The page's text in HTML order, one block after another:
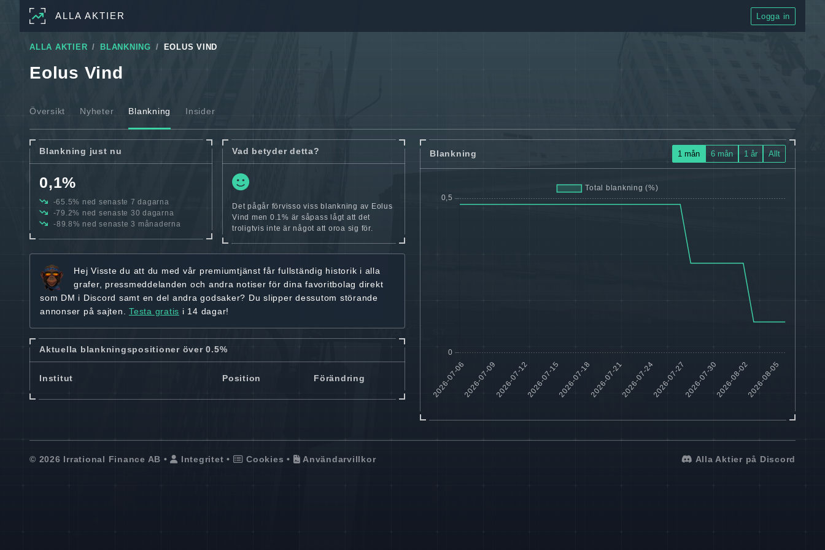
ALLA AKTIER Logga in
ALLA AKTIER BLANKNING EOLUS VIND
Eolus Vind
Översikt Nyheter Blankning Insider
Blankning just nu
0,1%
-65.5% ned senaste 7 dagarna
-79.2% ned senaste 30 dagarna
-89.8% ned senaste 3 månaderna
Vad betyder detta?
Det pågår förvisso viss blankning av Eolus
Vind men 0.1% är såpass lågt att det
troligtvis inte är något att oroa sig för.
Hej Visste du att du med vår premiumtjänst fårfullständig historik i alla
grafer, pressmeddelanden och andra notiser för dina favoritbolag direkt
som DM i Discord samt en del andra godsaker? Du slipper dessutom störande
annonser på sajten. Testa gratis i 14 dagar!
Aktuella blankningspositioner över 0.5%
Institut Position Förändring
Blankning 1 mån 6 mån 1 år Allt
© 2026 Irrational Finance AB • Integritet • Cookies • Användarvillkor Alla Aktier på Discord